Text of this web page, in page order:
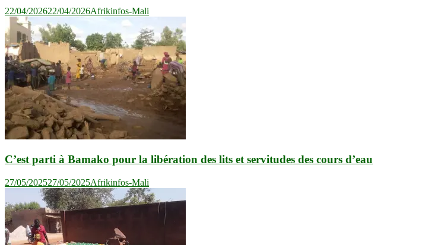
22/04/202622/04/2026Afrikinfos-Mali
C’est parti à Bamako pour la libération des lits et servitudes des cours d’eau
27/05/202527/05/2025Afrikinfos-Mali